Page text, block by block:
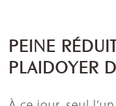
PEINE
PLAIDOYER